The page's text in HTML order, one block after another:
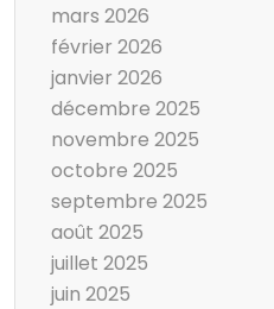
mars 2026
février 2026
janvier 2026
décembre 2025
novembre 2025
octobre 2025
septembre 2025
août 2025
juillet 2025
juin 2025